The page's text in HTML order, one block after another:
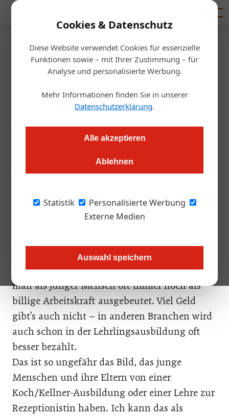
Cookies & Datenschutz
Diese Website verwendet Cookies für essenzielle
Funktionen sowie – mit Ihrer Zustimmung – für
Analyse und personalisierte Werbung.
Mehr Informationen finden Sie in unserer
Datenschutzerklärung.
Alle akzeptieren
Ablehnen
Statistik
Personalisierte Werbung
Externe Medien
Auswahl speichern
Startseite/Gastro & Hotel
Ausbildung
Ein Angebot, das man nicht
ablehnen sollte
Auf Initiative einer Lehrenden an der Wirtschaftsuni Wien hat
eine neue, branchenübergreifende Form der Lehre in
Gastronomie und Hotellerie ins Leben zu rufen: die
Was ist das Problem mit der Lehre? Sie ist fad.
Speziell in der Gastronomie / Hotellerie wird
man als junger Mensch oft immer noch als
billige Arbeitskraft ausgebeutet. Viel Geld
gibt’s auch nicht – in anderen Branchen wird
auch schon in der Lehrlingsausbildung oft
besser bezahlt.
Das ist so ungefähr das Bild, das junge
Menschen und ihre Eltern von einer
Koch/Kellner-Ausbildung oder einer Lehre zur
Rezeptionistin haben. Ich kann das als